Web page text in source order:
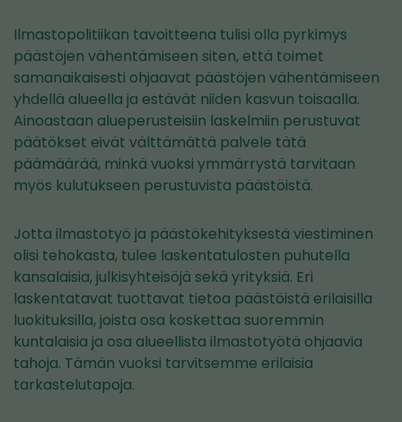
Ilmastopolitiikan tavoitteena tulisi olla pyrkimys
päästöjen vähentämiseen siten, että toimet
samanaikaisesti ohjaavat päästöjen vähentämiseen
yhdellä alueella ja estävät niiden kasvun toisaalla.
Ainoastaan alueperusteisiin laskelmiin perustuvat
päätökset eivät välttämättä palvele tätä
päämäärää, minkä vuoksi ymmärrystä tarvitaan
myös kulutukseen perustuvista päästöistä.
Jotta ilmastotyö ja päästökehityksestä viestiminen
olisi tehokasta, tulee laskentatulosten puhutella
kansalaisia, julkisyhteisöjä sekä yrityksiä. Eri
laskentatavat tuottavat tietoa päästöistä erilaisilla
luokituksilla, joista osa koskettaa suoremmin
kuntalaisia ja osa alueellista ilmastotyötä ohjaavia
tahoja. Tämän vuoksi tarvitsemme erilaisia
tarkastelutapoja.